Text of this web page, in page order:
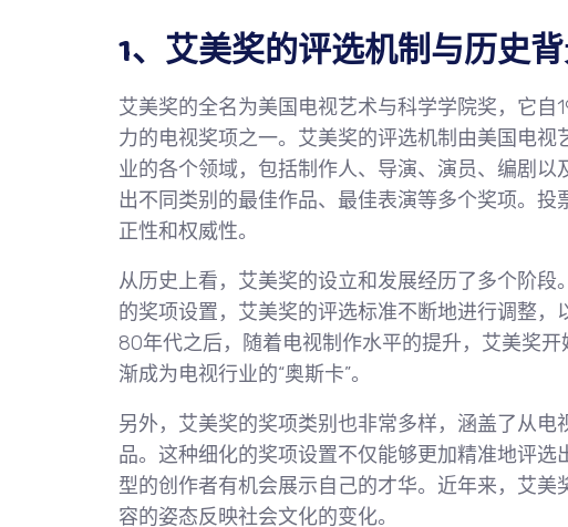
1、艾美奖的评选机制与历史
艾美奖的全名为美国电视艺术与科学学院奖，它
力的电视奖项之一。艾美奖的评选机制由美国电
业的各个领域，包括制作人、导演、演员、编剧
出不同类别的最佳作品、最佳表演等多个奖项。
正性和权威性。
从历史上看，艾美奖的设立和发展经历了多个阶
的奖项设置，艾美奖的评选标准不断地进行调整
80年代之后，随着电视制作水平的提升，艾美奖
渐成为电视行业的“奥斯卡”。
另外，艾美奖的奖项类别也非常多样，涵盖了从
品。这种细化的奖项设置不仅能够更加精准地评
型的创作者有机会展示自己的才华。近年来，艾
容的姿态反映社会文化的变化。